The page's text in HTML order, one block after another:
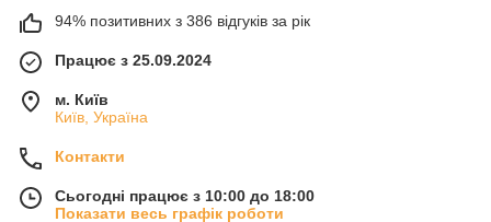
94% позитивних з 386 відгуків за рік
Працює з 25.09.2024
м. Київ
Київ, Україна
Контакти
Сьогодні працює з 10:00 до 18:00
Показати весь графік роботи